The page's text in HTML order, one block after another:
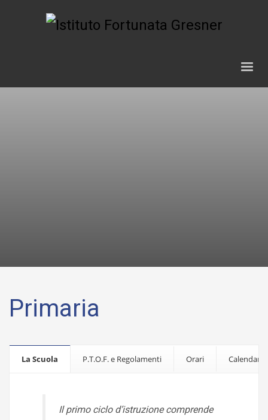
Primaria
La Scuola P.T.O.F. e Regolamenti Orari Calendario
Il primo ciclo d’istruzione comprende